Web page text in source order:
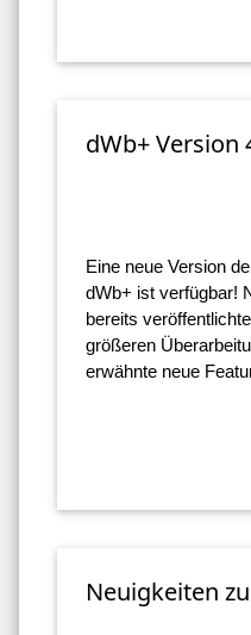
dWb+ Version
Eine neue Version
dWb+ ist verfügbar!
bereits
größeren
erwähnte neue
Neuigkeiten